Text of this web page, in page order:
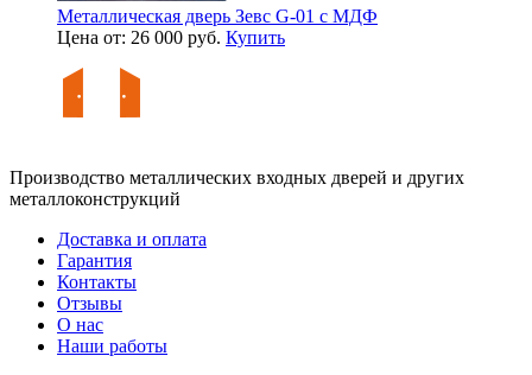
Металлическая дверь Зевс G-01 с МДФ
Цена от: 26 000 руб. Купить
Производство металлических входных дверей и других
металлоконструкций
Доставка и оплата
Гарантия
Контакты
Отзывы
О нас
Наши работы